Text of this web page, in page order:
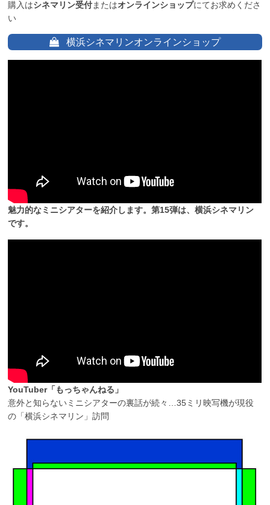
購入はシネマリン受付またはオンラインショップにてお求めくださ
い
横浜シネマリンオンラインショップ
魅力的なミニシアターを紹介します。第15弾は、横浜シネマリン
です。
YouTuber「もっちゃんねる」
意外と知らないミニシアターの裏話が続々…35ミリ映写機が現役
の「横浜シネマリン」訪問